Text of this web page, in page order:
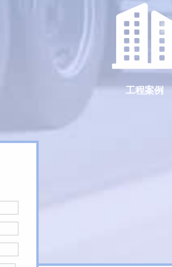
工程案例